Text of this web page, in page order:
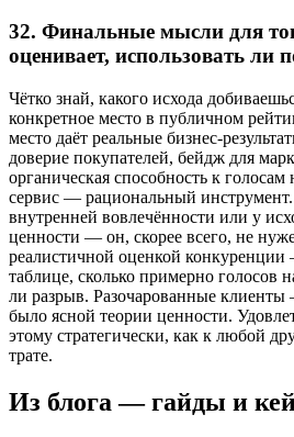
32. Финальные мысли для
оценивает, использовать ли
Чётко знай, какого исхода
конкретное место в публичном
место даёт реальные бизнес-
доверие покупателей, бейдж для
органическая способность к голосам
сервис — рациональный
внутренней вовлечённости или у
ценности — он, скорее всего, не
реалистичной оценкой
таблице, сколько примерно голосов
ли разрыв. Разочарованные
было ясной теории ценности.
этому стратегически, как к любой
трате.
Из блога — гайды и